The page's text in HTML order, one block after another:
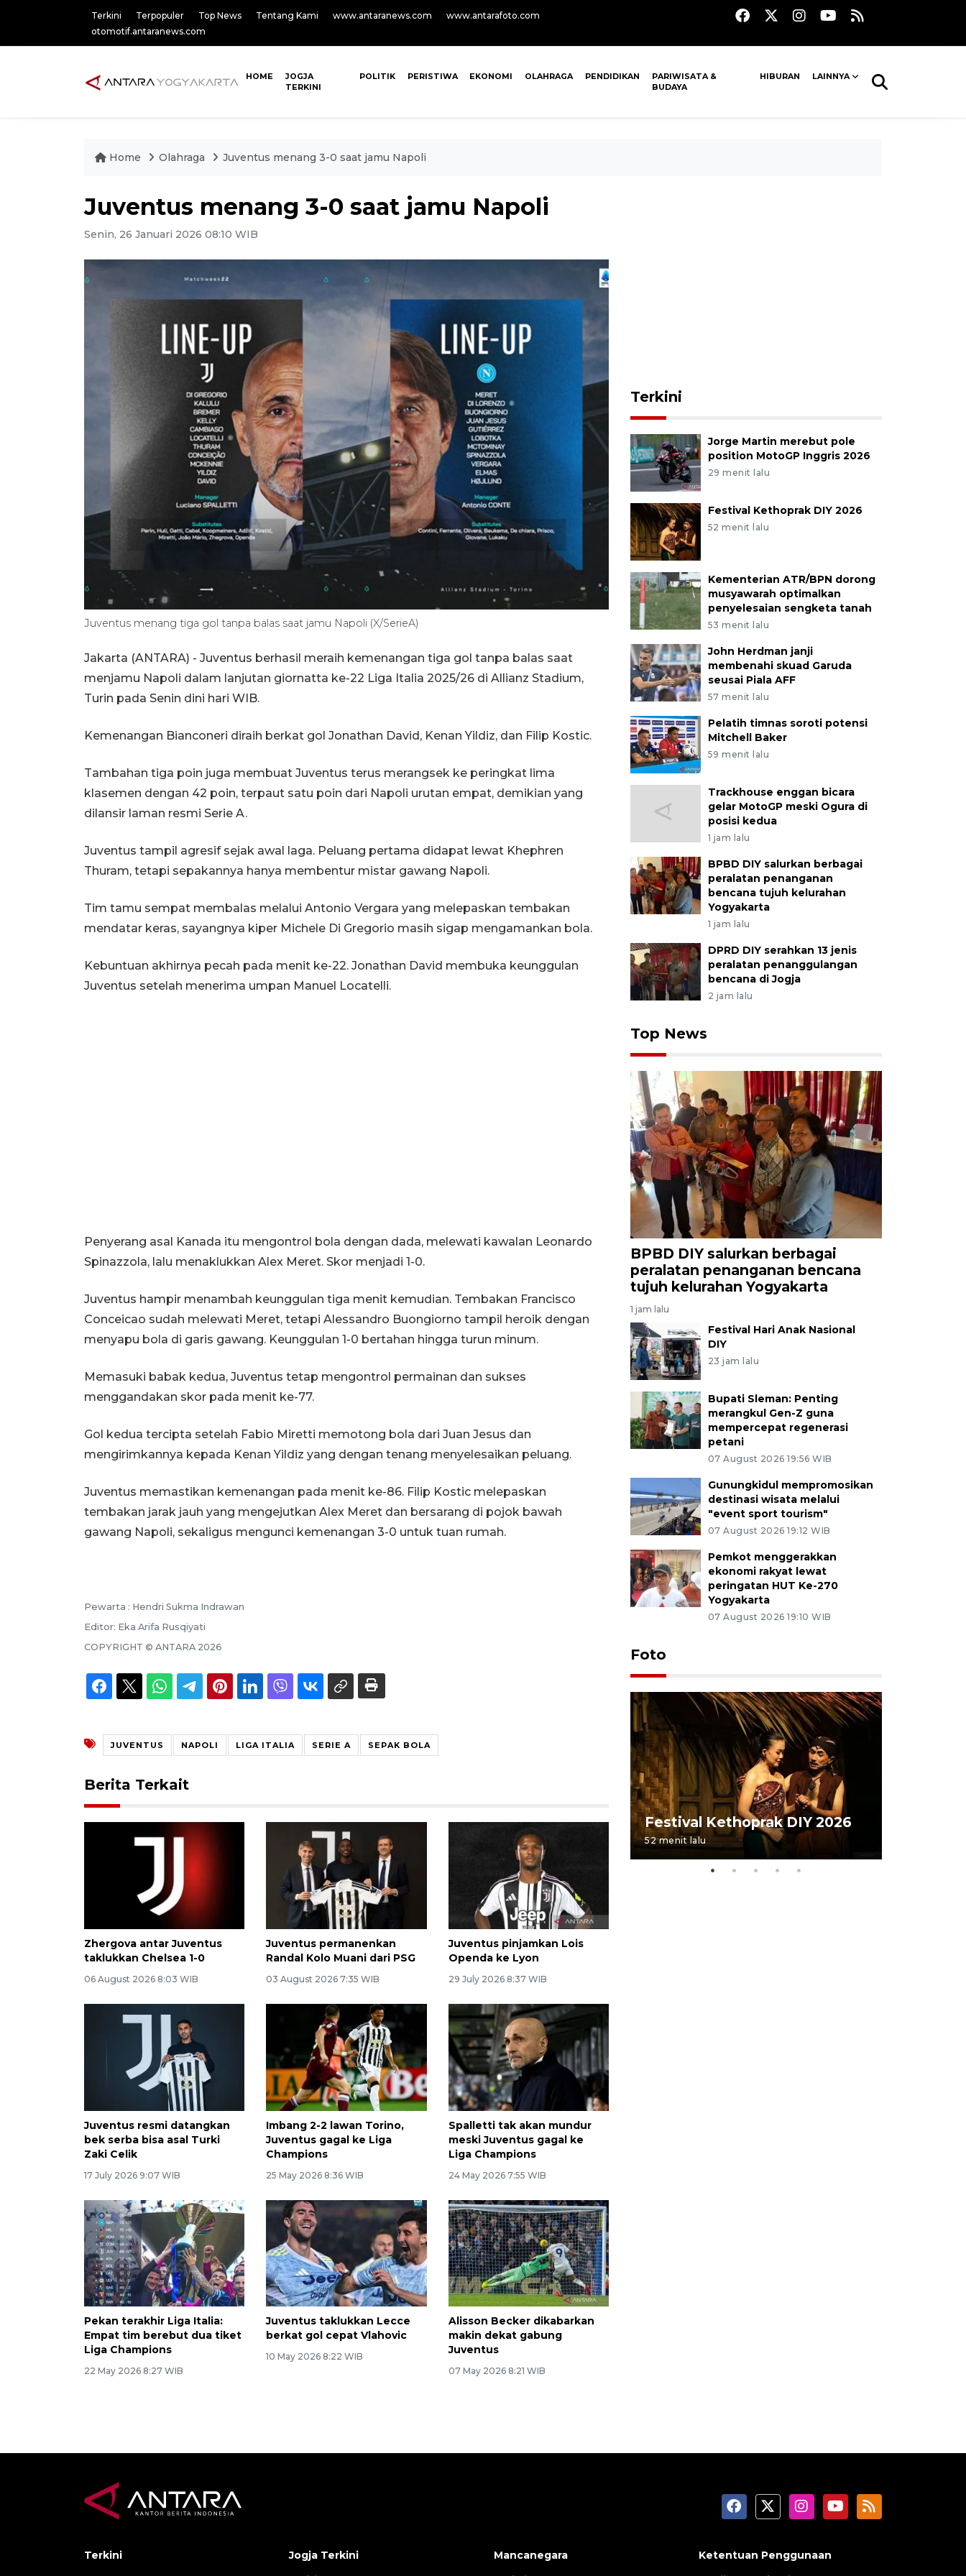
Terkini Terpopuler Top News Tentang Kami www.antaranews.com
www.antarafoto.com
otomotif.antaranews.com
HOME
JOGJA
TERKINI
POLITIK PERISTIWA EKONOMI OLAHRAGA PENDIDIKAN
PARIWISATA &
BUDAYA
HIBURAN LAINNYA
Home Olahraga Juventus menang 3-0 saat jamu Napoli
Juventus menang 3-0 saat jamu Napoli
Senin, 26 Januari 2026 08:10 WIB
Juventus menang tiga gol tanpa balas saat jamu Napoli (X/SerieA)
Jakarta (ANTARA) - Juventus berhasil meraih kemenangan tiga gol tanpa balas saat
menjamu Napoli dalam lanjutan giornatta ke-22 Liga Italia 2025/26 di Allianz Stadium,
Turin pada Senin dini hari WIB.
Kemenangan Bianconeri diraih berkat gol Jonathan David, Kenan Yildiz, dan Filip Kostic.
Tambahan tiga poin juga membuat Juventus terus merangsek ke peringkat lima
klasemen dengan 42 poin, terpaut satu poin dari Napoli urutan empat, demikian yang
dilansir laman resmi Serie A.
Juventus tampil agresif sejak awal laga. Peluang pertama didapat lewat Khephren
Thuram, tetapi sepakannya hanya membentur mistar gawang Napoli.
Tim tamu sempat membalas melalui Antonio Vergara yang melepaskan tembakan
mendatar keras, sayangnya kiper Michele Di Gregorio masih sigap mengamankan bola.
Kebuntuan akhirnya pecah pada menit ke-22. Jonathan David membuka keunggulan
Juventus setelah menerima umpan Manuel Locatelli.
Penyerang asal Kanada itu mengontrol bola dengan dada, melewati kawalan Leonardo
Spinazzola, lalu menaklukkan Alex Meret. Skor menjadi 1-0.
Juventus hampir menambah keunggulan tiga menit kemudian. Tembakan Francisco
Conceicao sudah melewati Meret, tetapi Alessandro Buongiorno tampil heroik dengan
menyapu bola di garis gawang. Keunggulan 1-0 bertahan hingga turun minum.
Memasuki babak kedua, Juventus tetap mengontrol permainan dan sukses
menggandakan skor pada menit ke-77.
Gol kedua tercipta setelah Fabio Miretti memotong bola dari Juan Jesus dan
mengirimkannya kepada Kenan Yildiz yang dengan tenang menyelesaikan peluang.
Juventus memastikan kemenangan pada menit ke-86. Filip Kostic melepaskan
tembakan jarak jauh yang mengejutkan Alex Meret dan bersarang di pojok bawah
gawang Napoli, sekaligus mengunci kemenangan 3-0 untuk tuan rumah.
Pewarta : Hendri Sukma Indrawan
Editor: Eka Arifa Rusqiyati
COPYRIGHT © ANTARA 2026
JUVENTUS NAPOLI LIGA ITALIA SERIE A SEPAK BOLA
Berita Terkait
Zhergova antar Juventus
taklukkan Chelsea 1-0
06 August 2026 8:03 WIB
Juventus permanenkan
Randal Kolo Muani dari PSG
03 August 2026 7:35 WIB
Juventus pinjamkan Lois
Openda ke Lyon
29 July 2026 8:37 WIB
Juventus resmi datangkan
bek serba bisa asal Turki
Zaki Celik
17 July 2026 9:07 WIB
Imbang 2-2 lawan Torino,
Juventus gagal ke Liga
Champions
25 May 2026 8:36 WIB
Spalletti tak akan mundur
meski Juventus gagal ke
Liga Champions
24 May 2026 7:55 WIB
Pekan terakhir Liga Italia:
Empat tim berebut dua tiket
Liga Champions
22 May 2026 8:27 WIB
Juventus taklukkan Lecce
berkat gol cepat Vlahovic
10 May 2026 8:22 WIB
Alisson Becker dikabarkan
makin dekat gabung
Juventus
07 May 2026 8:21 WIB
Terkini
Jorge Martin merebut pole
position MotoGP Inggris 2026
29 menit lalu
Festival Kethoprak DIY 2026
52 menit lalu
Kementerian ATR/BPN dorong
musyawarah optimalkan
penyelesaian sengketa tanah
53 menit lalu
John Herdman janji
membenahi skuad Garuda
seusai Piala AFF
57 menit lalu
Pelatih timnas soroti potensi
Mitchell Baker
59 menit lalu
Trackhouse enggan bicara
gelar MotoGP meski Ogura di
posisi kedua
1 jam lalu
BPBD DIY salurkan berbagai
peralatan penanganan
bencana tujuh kelurahan
Yogyakarta
1 jam lalu
DPRD DIY serahkan 13 jenis
peralatan penanggulangan
bencana di Jogja
2 jam lalu
Top News
BPBD DIY salurkan berbagai
peralatan penanganan bencana
tujuh kelurahan Yogyakarta
1 jam lalu
Festival Hari Anak Nasional
DIY
23 jam lalu
Bupati Sleman: Penting
merangkul Gen-Z guna
mempercepat regenerasi
petani
07 August 2026 19:56 WIB
Gunungkidul mempromosikan
destinasi wisata melalui
"event sport tourism"
07 August 2026 19:12 WIB
Pemkot menggerakkan
ekonomi rakyat lewat
peringatan HUT Ke-270
Yogyakarta
07 August 2026 19:10 WIB
Foto
melimpah picu deflasi DIY
06 August 2026 11:37 WIB
Festival Kethoprak DIY 2026
52 menit lalu
Terkini
Jogja Terkini
Mancanegara
Ketentuan Penggunaan